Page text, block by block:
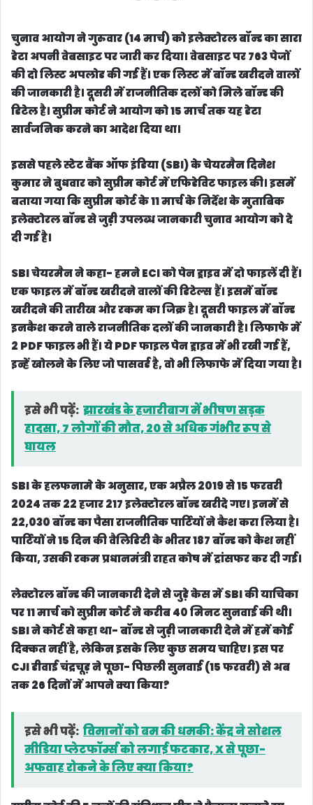
चुनाव आयोग ने गुरुवार (14 मार्च) को इलेक्टोरल बॉन्ड का सारा
डेटा अपनी वेबसाइट पर जारी कर दिया। वेबसाइट पर 763 पेजों
की दो लिस्ट अपलोड की गई हैं। एक लिस्ट में बॉन्ड खरीदने वालों
की जानकारी है। दूसरी में राजनीतिक दलों को मिले बॉन्ड की
डिटेल है। सुप्रीम कोर्ट ने आयोग को 15 मार्च तक यह डेटा
सार्वजनिक करने का आदेश दिया था।
इससे पहले स्टेट बैंक ऑफ इंडिया (SBI) के चेयरमैन दिनेश
कुमार ने बुधवार को सुप्रीम कोर्ट में एफिडेविट फाइल की। इसमें
बताया गया कि सुप्रीम कोर्ट के 11 मार्च के निर्देश के मुताबिक
इलेक्टोरल बॉन्ड से जुड़ी उपलब्ध जानकारी चुनाव आयोग को दे
दी गई है।
SBI चेयरमैन ने कहा- हमने ECI को पेन ड्राइव में दो फाइलें दी हैं।
एक फाइल में बॉन्ड खरीदने वालों की डिटेल्स हैं। इसमें बॉन्ड
खरीदने की तारीख और रकम का जिक्र है। दूसरी फाइल में बॉन्ड
इनकैश करने वाले राजनीतिक दलों की जानकारी है। लिफाफे में
2 PDF फाइल भी हैं। ये PDF फाइल पेन ड्राइव में भी रखी गई हैं,
इन्हें खोलने के लिए जो पासवर्ड है, वो भी लिफाफे में दिया गया है।
इसे भी पढ़ें: झारखंड के हजारीबाग में भीषण सड़क
हादसा, 7 लोगों की मौत, 20 से अधिक गंभीर रूप से
घायल
SBI के हलफनामे के अनुसार, एक अप्रैल 2019 से 15 फरवरी
2024 तक 22 हजार 217 इलेक्टोरल बॉन्ड खरीदे गए। इनमें से
22,030 बॉन्ड का पैसा राजनीतिक पार्टियों ने कैश करा लिया है।
पार्टियों ने 15 दिन की वैलिडिटी के भीतर 187 बॉन्ड को कैश नहीं
किया, उसकी रकम प्रधानमंत्री राहत कोष में ट्रांसफर कर दी गई।
लेक्टोरल बॉन्ड की जानकारी देने से जुड़े केस में SBI की याचिका
पर 11 मार्च को सुप्रीम कोर्ट ने करीब 40 मिनट सुनवाई की थी।
SBI ने कोर्ट से कहा था- बॉन्ड से जुड़ी जानकारी देने में हमें कोई
दिक्कत नहीं है, लेकिन इसके लिए कुछ समय चाहिए। इस पर
CJI डीवाई चंद्रचूड़ ने पूछा- पिछली सुनवाई (15 फरवरी) से अब
तक 26 दिनों में आपने क्या किया?
इसे भी पढ़ें: विमानों को बम की धमकी: केंद्र ने सोशल
मीडिया प्लेटफॉर्म्स को लगाई फटकार, X से पूछा-
अफवाह रोकने के लिए क्या किया?